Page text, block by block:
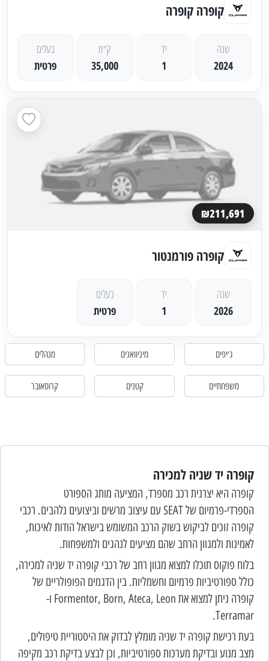
קופרה קופרה
שנה
2024
יד
1
ק״מ
35,000
בעלים
פרטית
₪211,691
קופרה פורמנטור
שנה
2026
יד
1
בעלים
פרטית
ג׳יפים מיניוואנים מנהלים
משפחתיים קטנים קרוסאובר
קופרה יד שניה למכירה
קופרה היא יצרנית רכב מספרד, המציעה מותג הספורט
הספרדי-פרמיום של SEAT עם עיצוב מרשים וביצועים נלהבים. רכבי
קופרה זוכים לביקוש בשוק הרכב המשומש בישראל הודות לאיכות,
לאמינות ולמגוון הרחב שהם מציעים לנהגים ולמשפחות.
בלוח פוקוס תוכלו למצוא מגוון רחב של רכבי קופרה יד שניה למכירה,
כולל ספורטיביות פרמיום וחשמליות. בין הדגמים הפופולריים של
קופרה ניתן למצוא את Formentor, Born, Ateca, Leon ו-
Terramar.
בעת רכישת קופרה יד שניה מומלץ לבדוק את היסטוריית טיפולים,
מצב מנוע ובדיקת מערכות ספורטיביות, וכן לבצע בדיקת רכב מקיפה